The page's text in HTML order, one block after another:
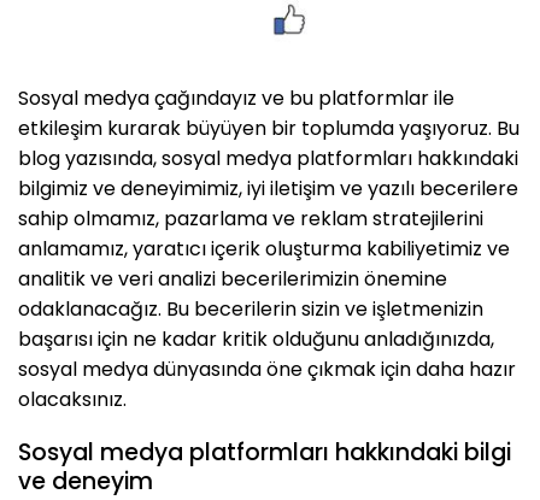
Sosyal medya çağındayız ve bu platformlar ile
etkileşim kurarak büyüyen bir toplumda yaşıyoruz. Bu
blog yazısında, sosyal medya platformları hakkındaki
bilgimiz ve deneyimimiz, iyi iletişim ve yazılı becerilere
sahip olmamız, pazarlama ve reklam stratejilerini
anlamamız, yaratıcı içerik oluşturma kabiliyetimiz ve
analitik ve veri analizi becerilerimizin önemine
odaklanacağız. Bu becerilerin sizin ve işletmenizin
başarısı için ne kadar kritik olduğunu anladığınızda,
sosyal medya dünyasında öne çıkmak için daha hazır
olacaksınız.
Sosyal medya platformları hakkındaki bilgi
ve deneyim